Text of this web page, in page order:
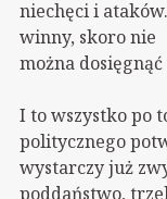
niechęci i
winny, skoro nie
można
I to wszystko po
politycznego
wystarczy już
poddaństwo,